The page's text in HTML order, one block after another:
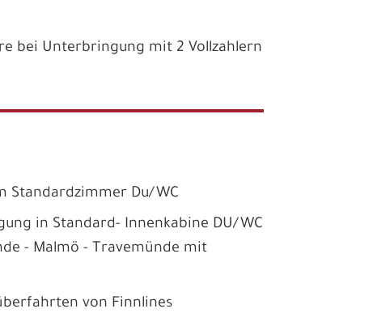
bei Unterbringung mit 2 Vollzahlern
Standardzimmer Du/WC
in Standard- Innenkabine DU/WC
- Malmö - Travemünde mit
von Finnlines